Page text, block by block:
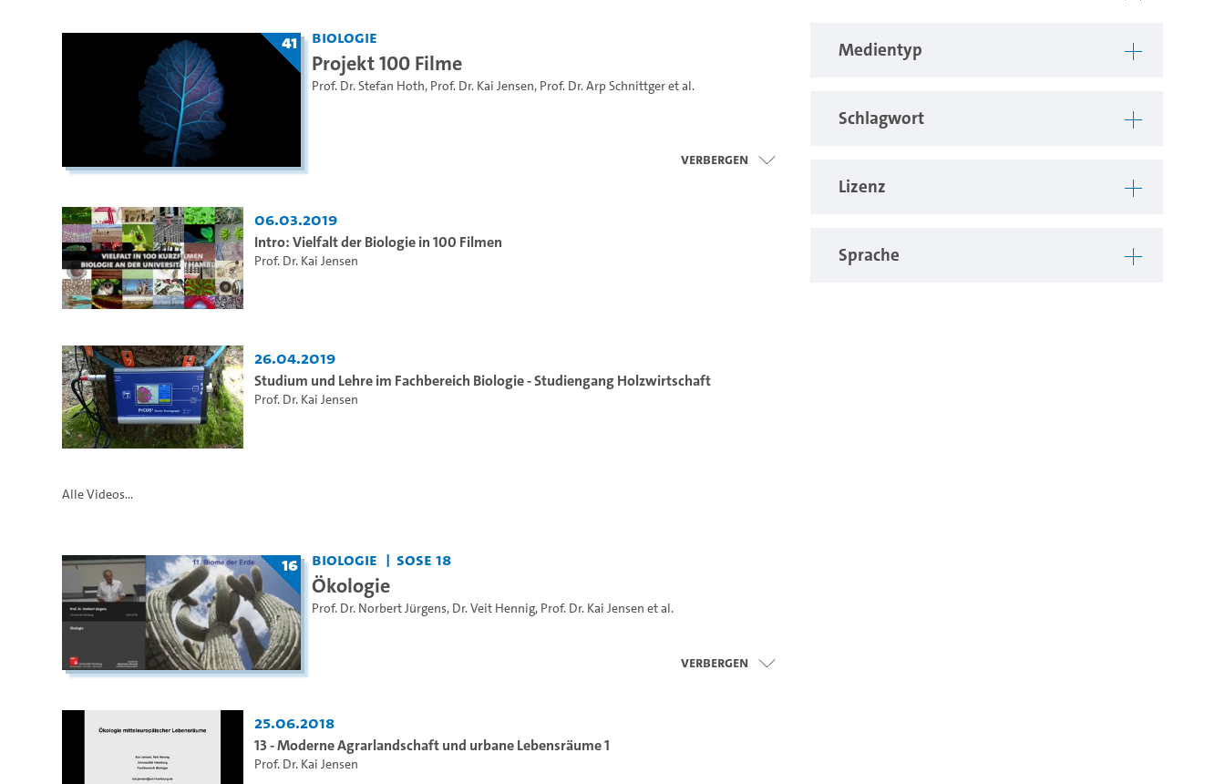
Medientyp
Schlagwort
Lizenz
Sprache
41 Biologie
Projekt 100 Filme
Prof. Dr. Stefan Hoth, Prof. Dr. Kai Jensen, Prof. Dr. Arp Schnittgeret al.
Verbergen
06.03.2019
Intro: Vielfalt der Biologie in 100 Filmen
Prof. Dr. Kai Jensen
26.04.2019
Studium und Lehre im Fachbereich Biologie - Studiengang Holzwirtschaft
Prof. Dr. Kai Jensen
Alle Videos...
16 Biologie SoSe 18
Ökologie
Prof. Dr. Norbert Jürgens, Dr. Veit Hennig, Prof. Dr. Kai Jensen et al.
Verbergen
25.06.2018
13 - Moderne Agrarlandschaft und urbane Lebensräume 1
Prof. Dr. Kai Jensen